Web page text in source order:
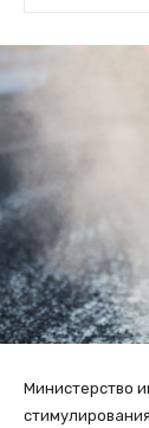
Министерство